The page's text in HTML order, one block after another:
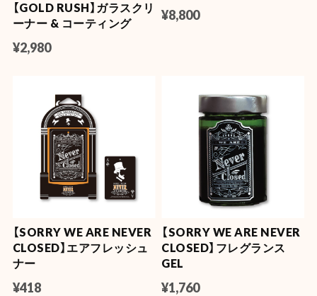
【GOLD RUSH】ガラスクリ
ーナー & コーティング
¥2,980
¥8,800
【SORRY WE ARE NEVER
CLOSED】エアフレッシュ
ナー
¥418
【SORRY WE ARE NEVER
CLOSED】フレグランス
GEL
¥1,760